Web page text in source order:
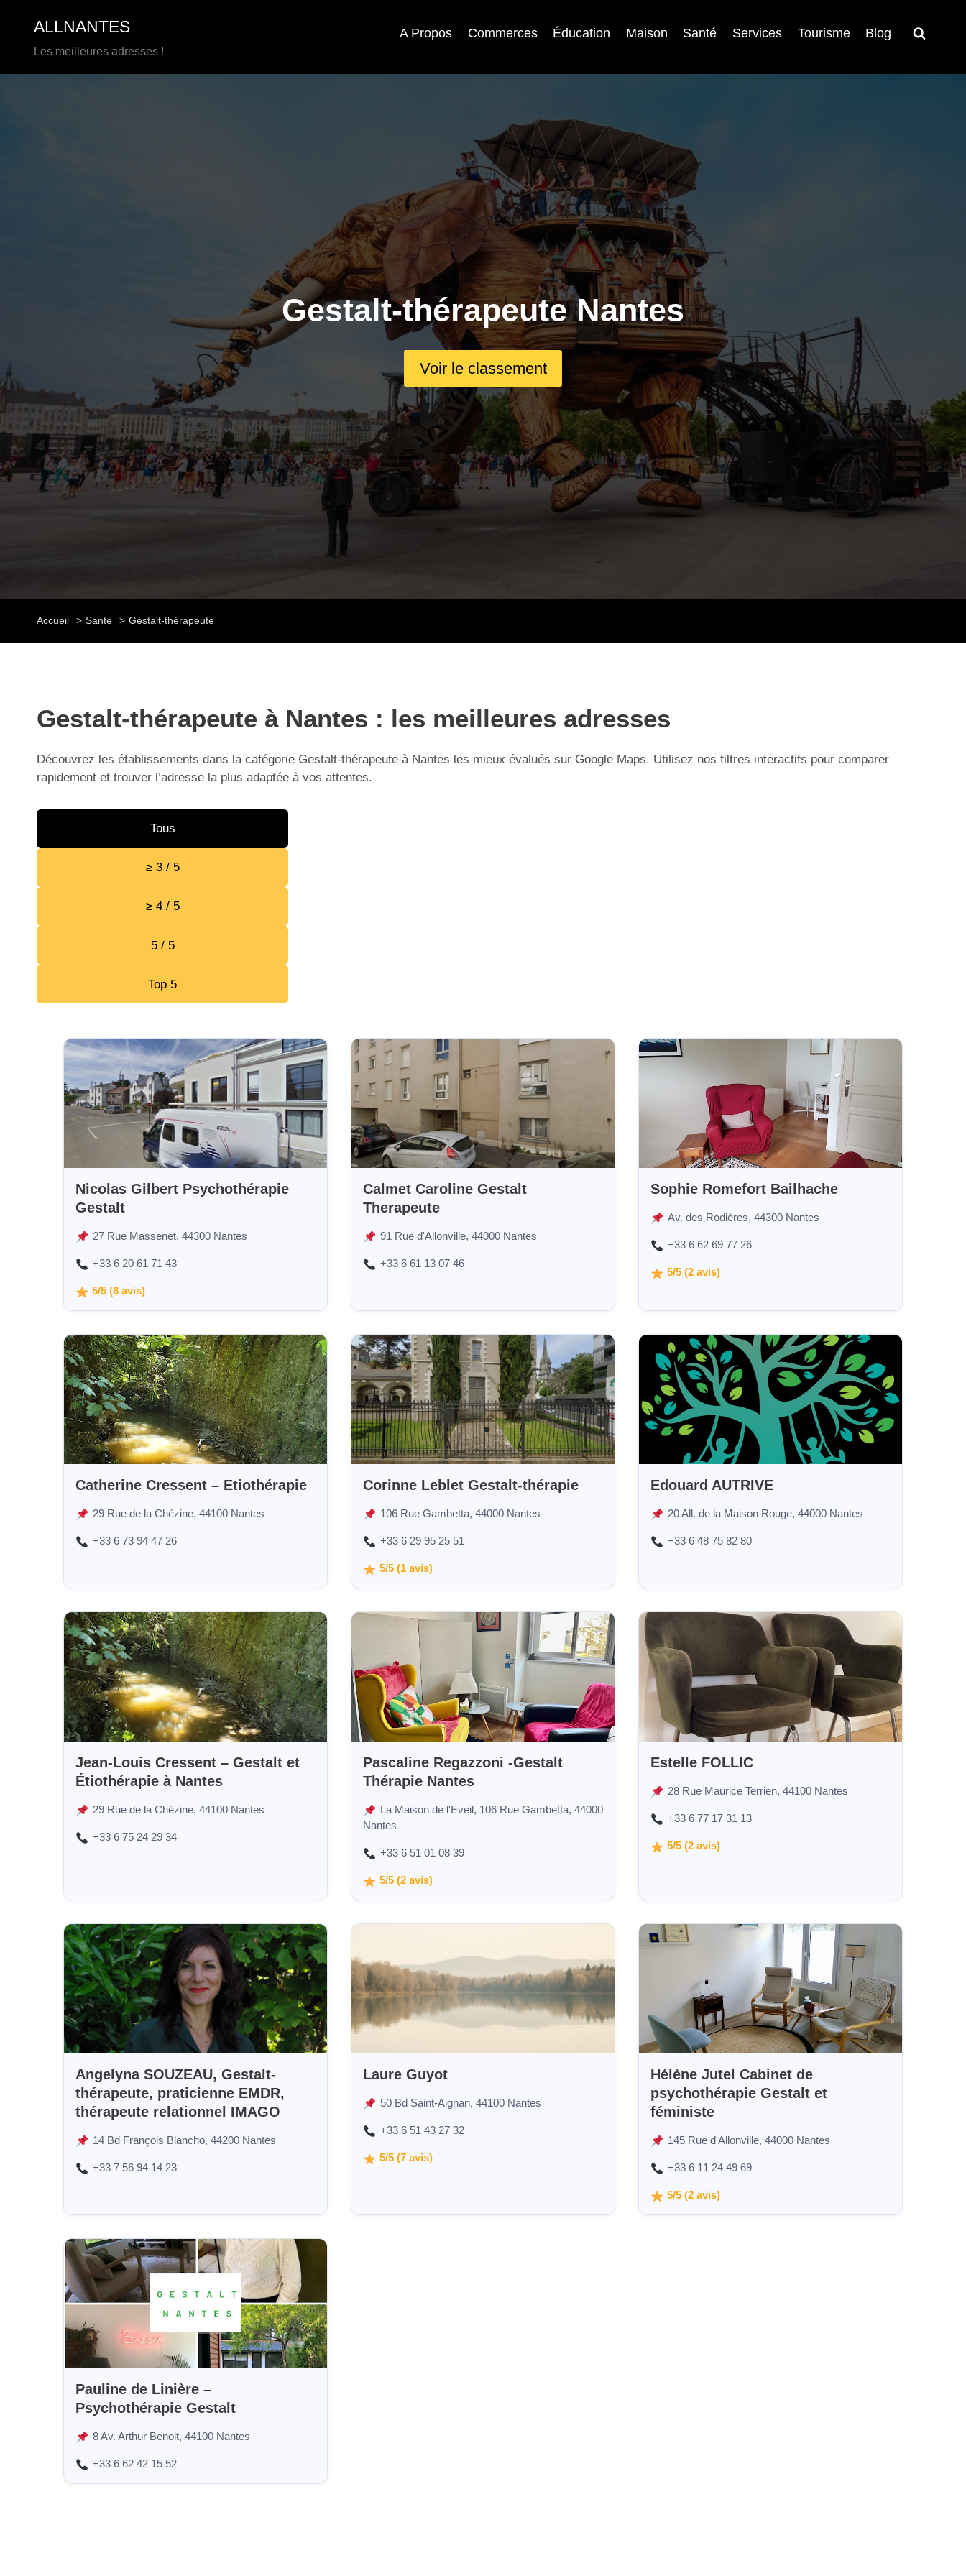
contenu
ALLNANTES
Les meilleures adresses !
A Propos Commerces Éducation Maison Santé Services Tourisme Blog
Gestalt-thérapeute Nantes
Voir le classement
Accueil Santé Gestalt-thérapeute
Gestalt-thérapeute à Nantes : les meilleures adresses
Découvrez les établissements dans la catégorie Gestalt-thérapeute à Nantes les mieux évalués sur Google Maps. Utilisez nos filtres interactifs pour comparer
rapidement et trouver l’adresse la plus adaptée à vos attentes.
Tous
≥ 3 / 5
≥ 4 / 5
5 / 5
Top 5
Nicolas Gilbert Psychothérapie
Gestalt
27 Rue Massenet, 44300 Nantes
+33 6 20 61 71 43
5/5 (8 avis)
Calmet Caroline Gestalt
Therapeute
91 Rue d'Allonville, 44000 Nantes
+33 6 61 13 07 46
Sophie Romefort Bailhache
Av. des Rodières, 44300 Nantes
+33 6 62 69 77 26
5/5 (2 avis)
Catherine Cressent – Etiothérapie
29 Rue de la Chézine, 44100 Nantes
+33 6 73 94 47 26
Corinne Leblet Gestalt-thérapie
106 Rue Gambetta, 44000 Nantes
+33 6 29 95 25 51
5/5 (1 avis)
Edouard AUTRIVE
20 All. de la Maison Rouge, 44000 Nantes
+33 6 48 75 82 80
Jean-Louis Cressent – Gestalt et
Étiothérapie à Nantes
29 Rue de la Chézine, 44100 Nantes
+33 6 75 24 29 34
Pascaline Regazzoni -Gestalt
Thérapie Nantes
La Maison de l'Eveil, 106 Rue Gambetta, 44000
Nantes
+33 6 51 01 08 39
5/5 (2 avis)
Estelle FOLLIC
28 Rue Maurice Terrien, 44100 Nantes
+33 6 77 17 31 13
5/5 (2 avis)
Angelyna SOUZEAU, Gestalt-
thérapeute, praticienne EMDR,
thérapeute relationnel IMAGO
14 Bd François Blancho, 44200 Nantes
+33 7 56 94 14 23
Laure Guyot
50 Bd Saint-Aignan, 44100 Nantes
+33 6 51 43 27 32
5/5 (7 avis)
Hélène Jutel Cabinet de
psychothérapie Gestalt et
féministe
145 Rue d'Allonville, 44000 Nantes
+33 6 11 24 49 69
5/5 (2 avis)
Pauline de Linière –
Psychothérapie Gestalt
8 Av. Arthur Benoit, 44100 Nantes
+33 6 62 42 15 52